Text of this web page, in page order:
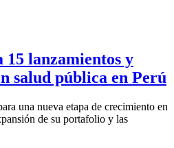
15 lanzamientos y
salud pública en Perú
una nueva etapa de crecimiento en
de su portafolio y las